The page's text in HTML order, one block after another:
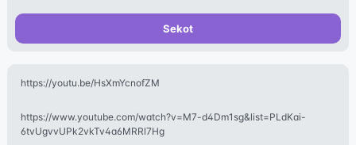
Sekot
https://youtu.be/HsXmYcnofZM
https://www.youtube.com/watch?v=M7-d4Dm1sg&list=PLdKai-
6tvUgvvUPk2vkTv4a6MRRl7Hg